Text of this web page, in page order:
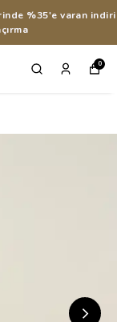
indirimi
0